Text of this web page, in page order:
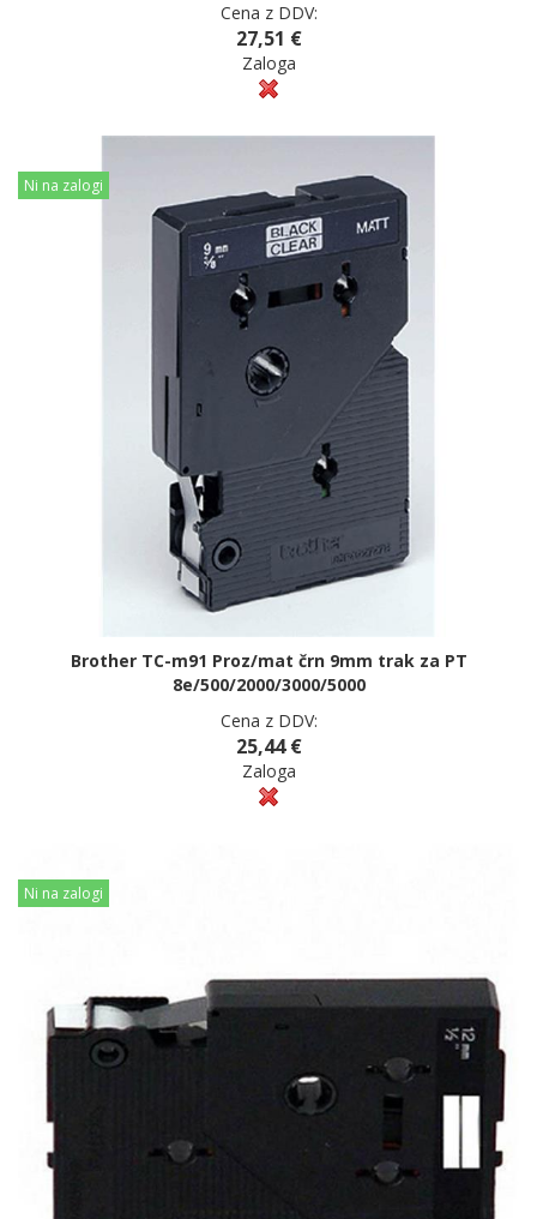
Cena z DDV:
27,51 €
Zaloga
Ni na zalogi
Brother TC-m91 Proz/mat črn 9mm trak za PT
8e/500/2000/3000/5000
Cena z DDV:
25,44 €
Zaloga
Ni na zalogi